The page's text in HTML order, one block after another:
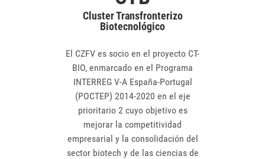
Cluster Transfronterizo
Biotecnológico
El CZFV es socio en el proyecto CT-
BIO, enmarcado en el Programa
INTERREG V-A España-Portugal
(POCTEP) 2014-2020 en el eje
prioritario 2 cuyo objetivo es
mejorar la competitividad
empresarial y la consolidación del
sector biotech y de las ciencias de